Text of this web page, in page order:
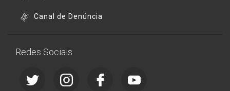
Canal de Denúncia
Redes Sociais